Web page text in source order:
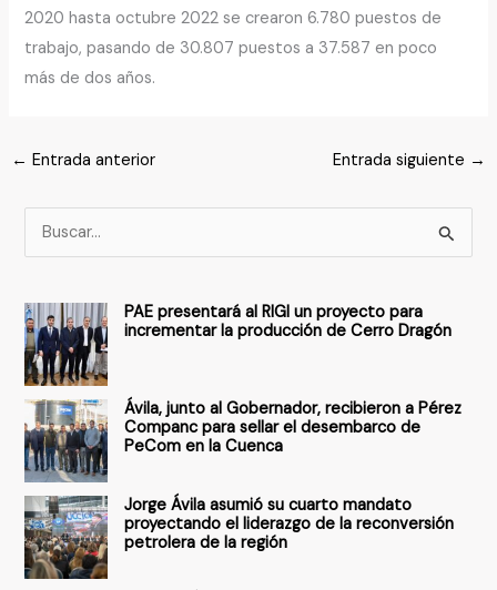
2020 hasta octubre 2022 se crearon 6.780 puestos de
trabajo, pasando de 30.807 puestos a 37.587 en poco
más de dos años.
← Entrada anterior Entrada siguiente →
u
c
a
r
o
r
:
PAE presentará al RIGI un proyecto para
incrementar la producción de Cerro Dragón
Ávila, junto al Gobernador, recibieron a Pérez
Companc para sellar el desembarco de
PeCom en la Cuenca
Jorge Ávila asumió su cuarto mandato
proyectando el liderazgo de la reconversión
petrolera de la región